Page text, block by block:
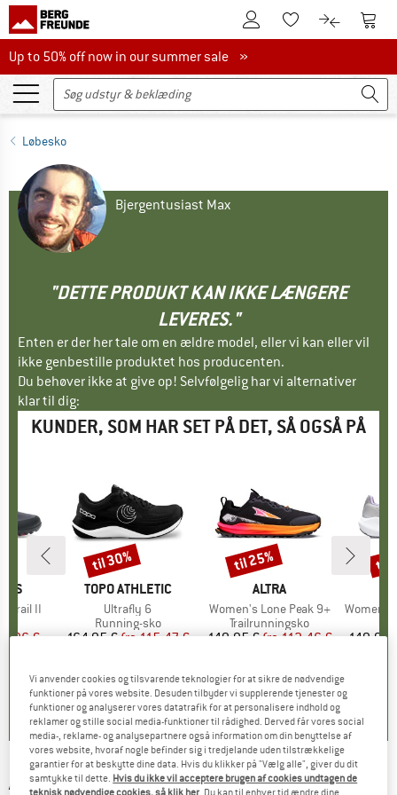
Til kundekontoenTil huskesedlen.
Til Til
Up to 50% off now in our summer sale
Up to 50% off now in our summer sale »
Løbesko
Bjergentusiast Max
"DETTE PRODUKT KAN IKKE LÆNGERE
LEVERES."
Enten er der her tale om en ældre model, eller vi kan eller vil
ikke genbestille produktet hos producenten.
Du behøver ikke at give op! Selvfølgelig har vi alternativer
klar til dig:
KUNDER, SOM HAR SET PÅ DET, SÅ OGSÅ PÅ
Trail II
pris
€
MÆRKE
TOPO ATHLETIC
Artikel
Ultrafly 6
Produktgruppe
Running-sko
Pris
164,95 € Nedsat pris
fra115,47 €
0,0(0)
Rabat
til 30%
MÆRKE
ALTRA
Artikel
Women's Lone Peak 9+
Produktgruppe
Trailrunningsko
Pris
149,95 € Nedsat pris
fra112,46 €
4,7(20)
Rabat
til 25%
Artikel
Women's
149,95
til
ALTRA -Women's Experience Form -
Vi anvender cookies og tilsvarende teknologier for at sikre de nødvendige
funktioner på vores website. Desuden tilbyder vi supplerende tjenester og
funktioner og analyserer vores datatrafik for at personalisere indhold og
reklamer og stille social media-funktioner til rådighed. Derved får vores social
media-, reklame- og analysepartnere også information om din benyttelse af
vores website, hvoraf nogle befinder sig i tredjelande uden tilstrækkelige
garantier for at beskytte dine data. Hvis du klikker på "Vælg alle", giver du dit
samtykke til dette. Hvis du ikke vil acceptere brugen af cookies undtagen de
teknisk nødvendige cookies, så klik her . Du kan til enhver tid ændre dine